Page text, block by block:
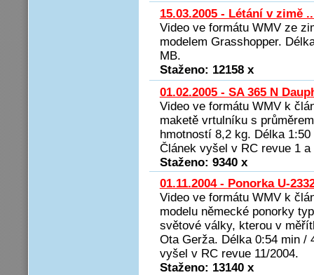
15.03.2005 - Létání v zimě
Video ve formátu WMV ze
modelem Grasshopper.
MB.
Staženo: 12158 x
01.02.2005 - SA 365 N
Video ve formátu WMV k
maketě vrtulníku s
hmotností 8,2 kg. Délka
Článek vyšel v RC revue 1 a
Staženo: 9340 x
01.11.2004 - Ponorka U-
Video ve formátu WMV k
modelu německé ponorky
světové války, kterou v
Ota Gerža. Délka 0:54 min /
vyšel v RC revue 11/2004.
Staženo: 13140 x